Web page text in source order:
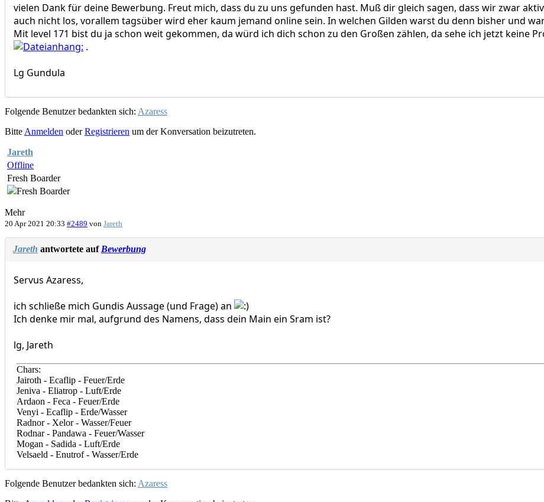
vielen Dank für deine Bewerbung. Freut mich, dass du zu uns gefunden hast. Muß dir gleich sagen, dass wir zwar
auch nicht los, vorallem tagsüber wird eher kaum jemand online sein. In welchen Gilden warst du denn bisher und
Mit level 171 bist du ja schon weit gekommen, da würd ich dich schon zu den Großen zählen, da sehe ich jetzt keine
.
Lg Gundula
Folgende Benutzer bedankten sich: Azaress
Bitte Anmelden oderRegistrieren um der Konversation beizutreten.
Jareth
Offline
Fresh Boarder
Mehr
20 Apr 2021 20:33 #2489 von Jareth
Jareth antwortete auf Bewerbung
Servus Azaress,
ich schließe mich Gundis Aussage (und Frage) an
Ich denke mir mal, aufgrund des Namens, dass dein Main ein Sram ist?
lg, Jareth
Chars:
Jairoth - Ecaflip - Feuer/Erde
Jeniva - Eliatrop - Luft/Erde
Ardaon - Feca - Feuer/Erde
Venyi - Ecaflip - Erde/Wasser
Radnor - Xelor - Wasser/Feuer
Rodnar - Pandawa - Feuer/Wasser
Mogan - Sadida - Luft/Erde
Velsaeld - Enutrof - Wasser/Erde
Folgende Benutzer bedankten sich: Azaress